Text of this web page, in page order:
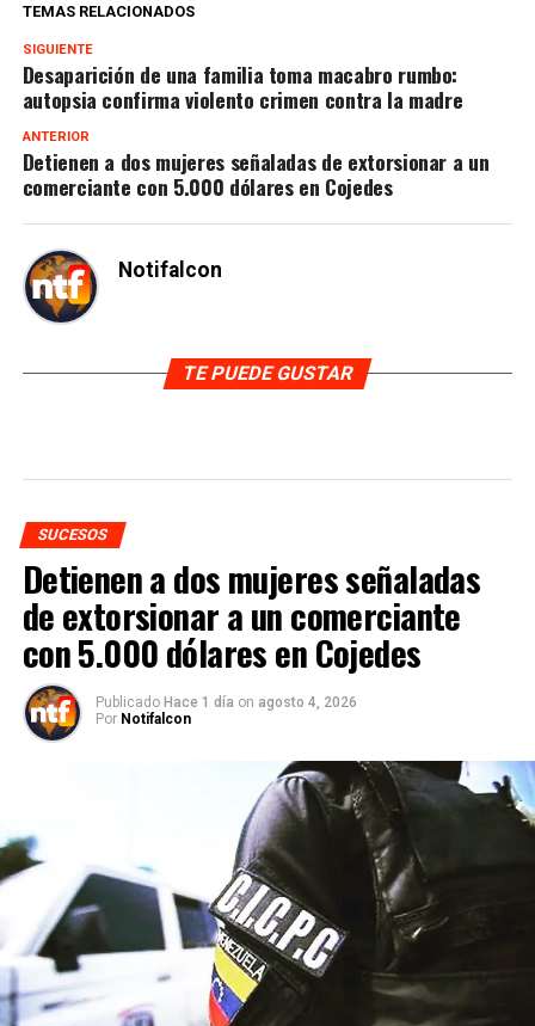
TEMAS RELACIONADOS
SIGUIENTE
Desaparición de una familia toma macabro rumbo:
autopsia confirma violento crimen contra la madre
ANTERIOR
Detienen a dos mujeres señaladas de extorsionar a un
comerciante con 5.000 dólares en Cojedes
Notifalcon
TE PUEDE GUSTAR
SUCESOS
Detienen a dos mujeres señaladas
de extorsionar a un comerciante
con 5.000 dólares en Cojedes
Publicado Hace 1 día on agosto 4, 2026
Por Notifalcon